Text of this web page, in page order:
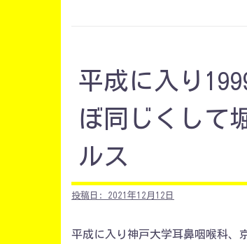
平成に入り
ぼ同じくして
ルス
投稿日: 2021年12月12日
平成に入り神戸大学耳鼻咽喉科、